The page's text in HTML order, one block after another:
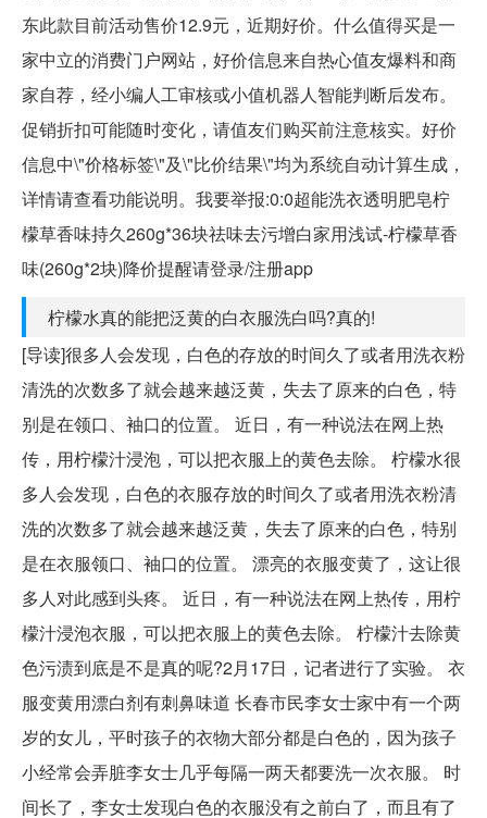
东此款目前活动售价12.9元，近期好价。什么值得买是一
家中立的消费门户网站，好价信息来自热心值友爆料和商
家自荐，经小编人工审核或小值机器人智能判断后发布。
促销折扣可能随时变化，请值友们购买前注意核实。好价
信息中\"价格标签\"及\"比价结果\"均为系统自动计算生成，
详情请查看功能说明。我要举报:0:0超能洗衣透明肥皂柠
檬草香味持久260g*36块祛味去污增白家用浅试-柠檬草香
味(260g*2块)降价提醒请登录/注册app
柠檬水真的能把泛黄的白衣服洗白吗?真的!
[导读]很多人会发现，白色的存放的时间久了或者用洗衣粉
清洗的次数多了就会越来越泛黄，失去了原来的白色，特
别是在领口、袖口的位置。 近日，有一种说法在网上热
传，用柠檬汁浸泡，可以把衣服上的黄色去除。 柠檬水很
多人会发现，白色的衣服存放的时间久了或者用洗衣粉清
洗的次数多了就会越来越泛黄，失去了原来的白色，特别
是在衣服领口、袖口的位置。 漂亮的衣服变黄了，这让很
多人对此感到头疼。 近日，有一种说法在网上热传，用柠
檬汁浸泡衣服，可以把衣服上的黄色去除。 柠檬汁去除黄
色污渍到底是不是真的呢?2月17日，记者进行了实验。 衣
服变黄用漂白剂有刺鼻味道 长春市民李女士家中有一个两
岁的女儿，平时孩子的衣物大部分都是白色的，因为孩子
小经常会弄脏李女士几乎每隔一两天都要洗一次衣服。 时
间长了，李女士发现白色的衣服没有之前白了，而且有了